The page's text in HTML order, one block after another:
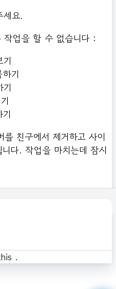
요.
작업을 할 수 없습니다 :
기
를 친구에서 제거하고 사이
다. 작업을 마치는데 잠시
.